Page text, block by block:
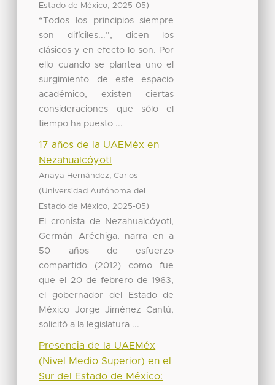
Estado de México, 2025-05)
“Todos los principios siempre
son difíciles...”, dicen los
clásicos y en efecto lo son. Por
ello cuando se plantea uno el
surgimiento de este espacio
académico, existen ciertas
consideraciones que sólo el
tiempo ha puesto ...
17 años de la UAEMéx en
Nezahualcóyotl
Anaya Hernández, Carlos
(Universidad Autónoma del
Estado de México, 2025-05)
El cronista de Nezahualcóyotl,
Germán Aréchiga, narra en a
50 años de esfuerzo
compartido (2012) como fue
que el 20 de febrero de 1963,
el gobernador del Estado de
México Jorge Jiménez Cantú,
solicitó a la legislatura ...
Presencia de la UAEMéx
(Nivel Medio Superior) en el
Sur del Estado de México: